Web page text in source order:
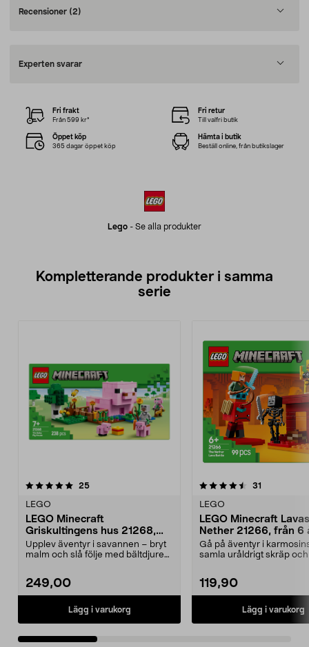
Recensioner (2)
Experten svarar
Lego - Se alla produkter
Fri frakt
Från 599 kr*
Fri retur
Till valfri butik
Öppet köp
365 dagar öppet köp
Hämta i butik
Beställ online, från butikslager
Kompletterande produkter i samma
serie
25recensioner
LEGO
LEGO Minecraft
Griskultingens hus 21268,
från 7 år
Upplev äventyr i savannen – bryt
malm och slå följe med bältdjuren.
249,00
Lägg i varukorg
4.5av 5 stjärnor 31
LEGO
LEGO Minecraft
Nether 21266, från 6
Gå på äventyr i
samla uråldrigt skräp
119,90
Lägg i varukorg
5.0av 5 stjärnor